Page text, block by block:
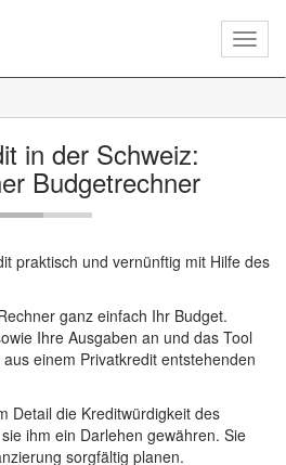
in der Schweiz:
Budgetrechner
praktisch und vernünftig mit Hilfe des
ganz einfach Ihr Budget.
Ihre Ausgaben an und das Tool
einem Privatkredit entstehenden
Detail die Kreditwürdigkeit des
ihm ein Darlehen gewähren. Sie
sorgfältig planen.